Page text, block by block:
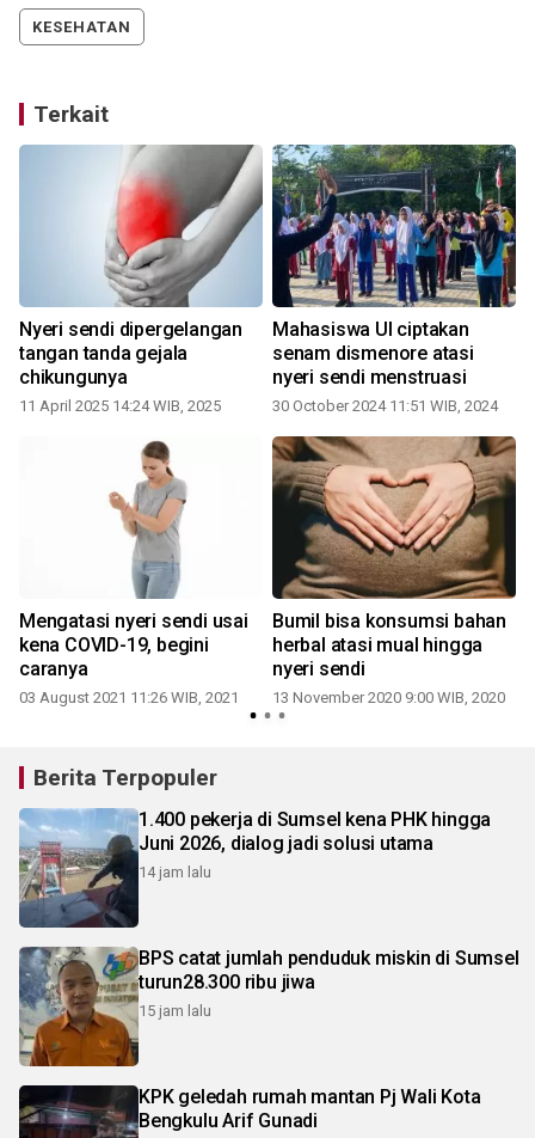
KESEHATAN
Terkait
Nyeri sendi dipergelangan
tangan tanda gejala
chikungunya
11 April 2025 14:24 WIB, 2025
Mahasiswa UI ciptakan
senam dismenore atasi
nyeri sendi menstruasi
30 October 2024 11:51 WIB, 2024
Mengatasi nyeri sendi usai
kena COVID-19, begini
caranya
03 August 2021 11:26 WIB, 2021
Bumil bisa konsumsi bahan
herbal atasi mual hingga
nyeri sendi
13 November 2020 9:00 WIB, 2020
Berita Terpopuler
1.400 pekerja di Sumsel kena PHK hingga
Juni 2026, dialog jadi solusi utama
14 jam lalu
BPS catat jumlah penduduk miskin di Sumsel
turun28.300 ribu jiwa
15 jam lalu
KPK geledah rumah mantan Pj Wali Kota
Bengkulu Arif Gunadi